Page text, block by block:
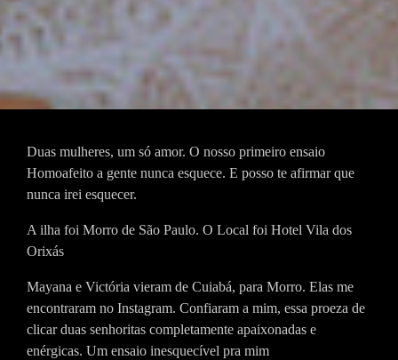
Duas mulheres, um só amor. O nosso primeiro ensaio
Homoafeito a gente nunca esquece. E posso te afirmar que
nunca irei esquecer.
A ilha foi Morro de São Paulo. O Local foi Hotel Vila dos
Orixás
Mayana e Victória vieram de Cuiabá, para Morro. Elas me
encontraram no Instagram. Confiaram a mim, essa proeza de
clicar duas senhoritas completamente apaixonadas e
enérgicas. Um ensaio inesquecível pra mim